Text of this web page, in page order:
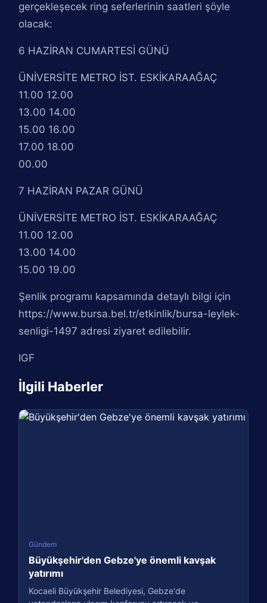
gerçekleşecek ring seferlerinin saatleri şöyle
olacak:
6 HAZİRAN CUMARTESİ GÜNÜ
ÜNİVERSİTE METRO İST. ESKİKARAAĞAÇ
11.00 12.00
13.00 14.00
15.00 16.00
17.00 18.00
00.00
7 HAZİRAN PAZAR GÜNÜ
ÜNİVERSİTE METRO İST. ESKİKARAAĞAÇ
11.00 12.00
13.00 14.00
15.00 19.00
Şenlik programı kapsamında detaylı bilgi için
https://www.bursa.bel.tr/etkinlik/bursa-leylek-
senligi-1497 adresi ziyaret edilebilir.
IGF
İlgili Haberler
Gündem
Büyükşehir'den Gebze'ye önemli kavşak
yatırımı
Kocaeli Büyükşehir Belediyesi, Gebze'de